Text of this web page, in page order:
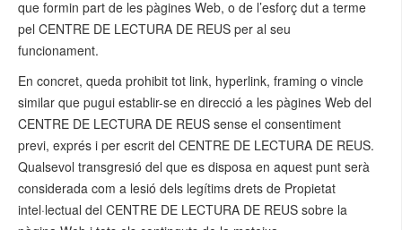
que formin part de les pàgines Web, o de l’esforç dut a terme
pel CENTRE DE LECTURA DE REUS per al seu
funcionament.
En concret, queda prohibit tot link, hyperlink, framing o vincle
similar que pugui establir-se en direcció a les pàgines Web del
CENTRE DE LECTURA DE REUS sense el consentiment
previ, exprés i per escrit del CENTRE DE LECTURA DE REUS.
Qualsevol transgresió del que es disposa en aquest punt serà
considerada com a lesió dels legítims drets de Propietat
intel·lectual del CENTRE DE LECTURA DE REUS sobre la